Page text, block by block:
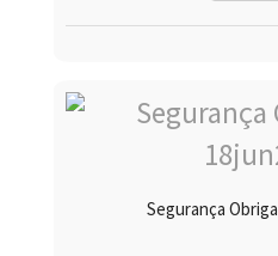
Segurança